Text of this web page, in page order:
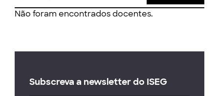
Não foram encontrados docentes.
Subscreva a newsletter do ISEG